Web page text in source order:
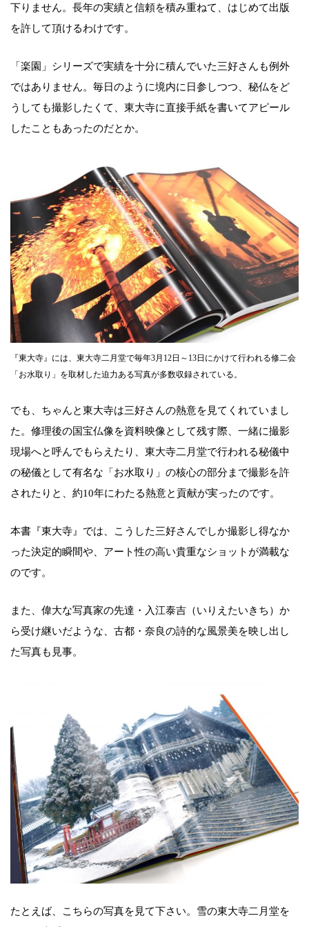
下りません。長年の実績と信頼を積み重ねて、はじめて出版
を許して頂けるわけです。
「楽園」シリーズで実績を十分に積んでいた三好さんも例外
ではありません。毎日のように境内に日参しつつ、秘仏をど
うしても撮影したくて、東大寺に直接手紙を書いてアピール
したこともあったのだとか。
『東大寺』には、東大寺二月堂で毎年3月12日～13日にかけて行われる修二会
「お水取り」を取材した迫力ある写真が多数収録されている。
でも、ちゃんと東大寺は三好さんの熱意を見てくれていまし
た。修理後の国宝仏像を資料映像として残す際、一緒に撮影
現場へと呼んでもらえたり、東大寺二月堂で行われる秘儀中
の秘儀として有名な「お水取り」の核心の部分まで撮影を許
されたりと、約10年にわたる熱意と貢献が実ったのです。
本書『東大寺』では、こうした三好さんでしか撮影し得なか
った決定的瞬間や、アート性の高い貴重なショットが満載な
のです。
また、偉大な写真家の先達・入江泰吉（いりえたいきち）か
ら受け継いだような、古都・奈良の詩的な風景美を映し出し
た写真も見事。
たとえば、こちらの写真を見て下さい。雪の東大寺二月堂を